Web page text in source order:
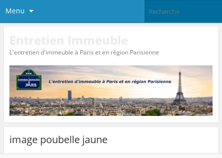
Menu
L'entretien d'immeuble à Paris et en région Parisienne
image poubelle jaune